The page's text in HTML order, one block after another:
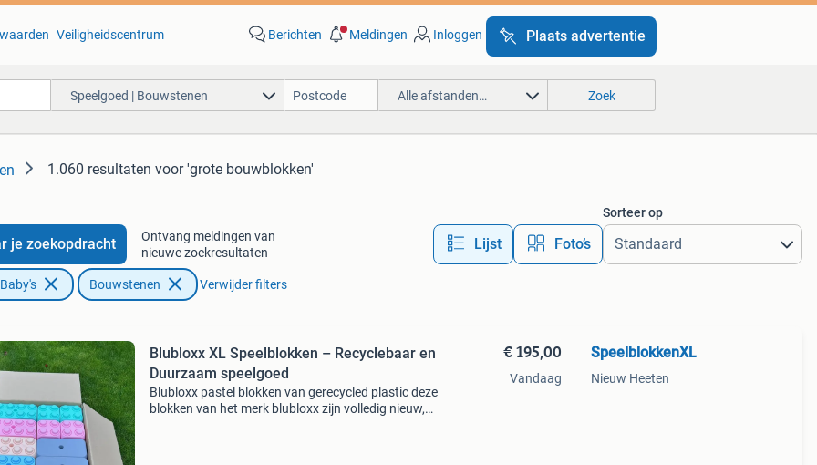
Veiligheidscentrum Berichten Meldingen Inloggen Plaats advertentie
Speelgoed | Bouwstenen Alle afstanden… Zoek
1.060 resultaten voor 'grote bouwblokken'
je zoekopdracht
Ontvang meldingen van
nieuwe zoekresultaten
Lijst Foto’s
Sorteer op
Bouwstenen Verwijder filters
Blubloxx XL Speelblokken – Recyclebaar en
Duurzaam speelgoed
Blubloxx pastel blokken van gerecycled plastic deze
blokken van het merk blubloxx zijn volledig nieuw,
€ 195,00
Vandaag
SpeelblokkenXL
Nieuw Heeten